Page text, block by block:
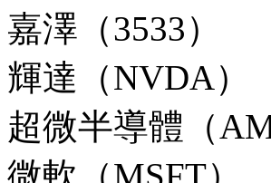
嘉澤（3533）
輝達（NVDA）
超微半導體（
微軟（MSFT）